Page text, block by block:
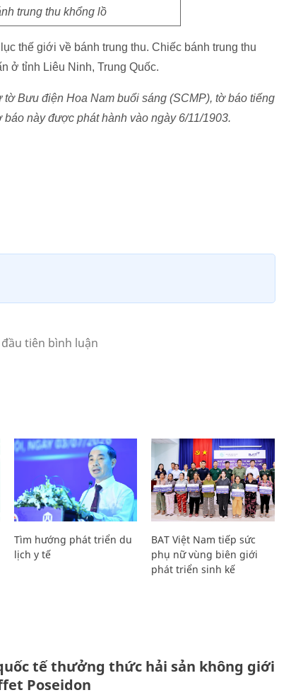
trung thu khổng lồ
thế giới về bánh trung thu. Chiếc bánh trung thu
ở tỉnh Liêu Ninh, Trung Quốc.
Bưu điện Hoa Nam buổi sáng (SCMP), tờ báo tiếng
này được phát hành vào ngày 6/11/1903.
Tìm hướng phát triển du
lịch y tế
BAT Việt Nam tiếp sức
phụ nữ vùng biên giới
phát triển sinh kế
tế thưởng thức hải sản không giới
Poseidon